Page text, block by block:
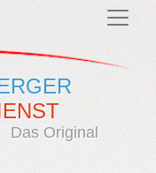
Das Original